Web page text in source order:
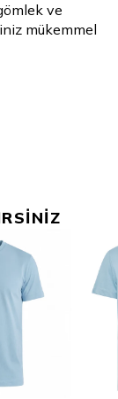
ve
mükemmel